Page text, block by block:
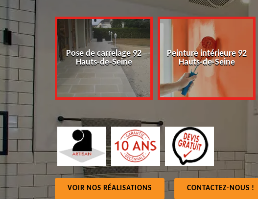
maison
Seine
Pose de carrelage 92
Hauts-de-Seine
Peinture intérieure 92
Hauts-de-Seine
VOIR NOS RÉALISATIONS CONTACTEZ-NOUS !